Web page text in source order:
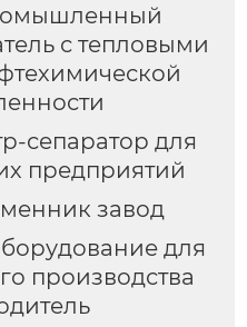
с тепловыми
сепаратор для
предприятий
завод
для
производства